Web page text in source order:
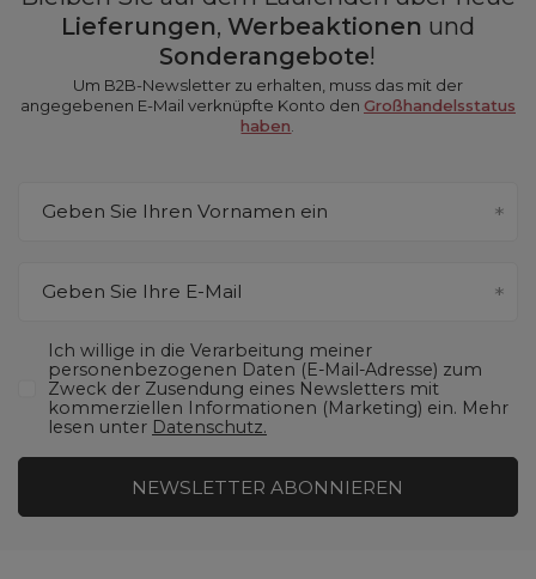
Lieferungen, Werbeaktionen und
Sonderangebote!
Um B2B-Newsletter zu erhalten, muss das mit der
angegebenen E-Mail verknüpfte Konto den Großhandelsstatus
haben
Geben Sie Ihren Vornamen ein
Geben Sie Ihre E-Mail
Ich willige in die Verarbeitung meiner
personenbezogenen Daten (E-Mail-Adresse) zum
Zweck der Zusendung eines Newsletters mit
kommerziellen Informationen (Marketing) ein. Mehr
lesen unter Datenschutz.
NEWSLETTER ABONNIEREN